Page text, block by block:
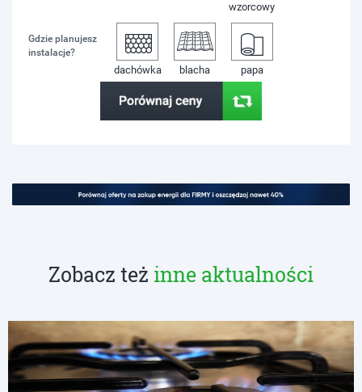
wzorcowy
Gdzie planujesz
instalacje?
dachówka blacha papa
Zobacz też inne aktualności